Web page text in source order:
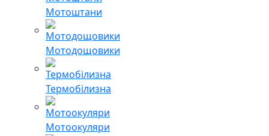
Мотоштани
Мотодощовики
Термобілизна
Мотоокуляри